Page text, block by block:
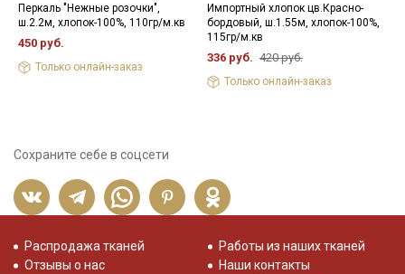
Перкаль "Нежные розочки",
ш.2.2м, хлопок-100%, 110гр/м.кв
450 руб.
Только онлайн-заказ
Импортный хлопок цв.Красно-
бордовый, ш.1.55м, хлопок-100%,
115гр/м.кв
336 руб. 420 руб.
Только онлайн-заказ
Сохраните себе в соцсети
Распродажа тканей
Отзывы о нас
Работы из наших тканей
Наши контакты